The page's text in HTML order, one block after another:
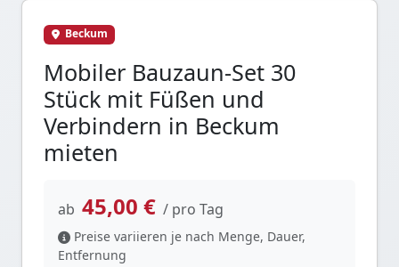
Beckum
Mobiler Bauzaun-Set 30
Stück mit Füßen und
Verbindern in Beckum
mieten
ab 45,00 € / pro Tag
Preise variieren je nach Menge, Dauer,
Entfernung